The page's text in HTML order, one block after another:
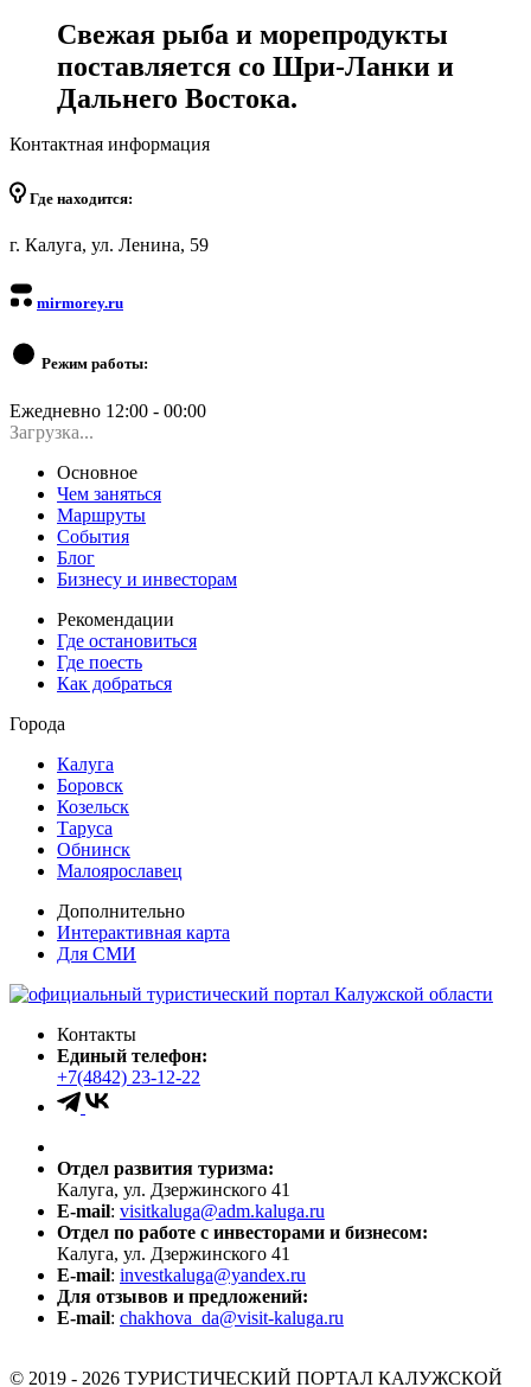
Свежая рыба и морепродукты
поставляется со Шри-Ланки и
Дальнего Востока.
Контактная информация
Где находится:
г. Калуга, ул. Ленина, 59
mirmorey.ru
Режим работы:
Ежедневно 12:00 - 00:00
Загрузка...
Основное
Чем заняться
Маршруты
События
Блог
Бизнесу и инвесторам
Рекомендации
Где остановиться
Где поесть
Как добраться
Города
Калуга
Боровск
Козельск
Таруса
Обнинск
Малоярославец
Дополнительно
Интерактивная карта
Для СМИ
Контакты
Единый телефон:
+7(4842) 23-12-22
Отдел развития туризма:
Калуга, ул. Дзержинского 41
E-mail: visitkaluga@adm.kaluga.ru
Отдел по работе с инвесторами и бизнесом:
Калуга, ул. Дзержинского 41
E-mail: investkaluga@yandex.ru
Для отзывов и предложений:
E-mail: chakhova_da@visit-kaluga.ru
© 2019 - 2026 ТУРИСТИЧЕСКИЙ ПОРТАЛ КАЛУЖСКОЙ